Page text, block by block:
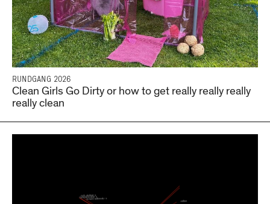
RUNDGANG 2026
Clean Girls Go Dirty or how to get really really really
really clean